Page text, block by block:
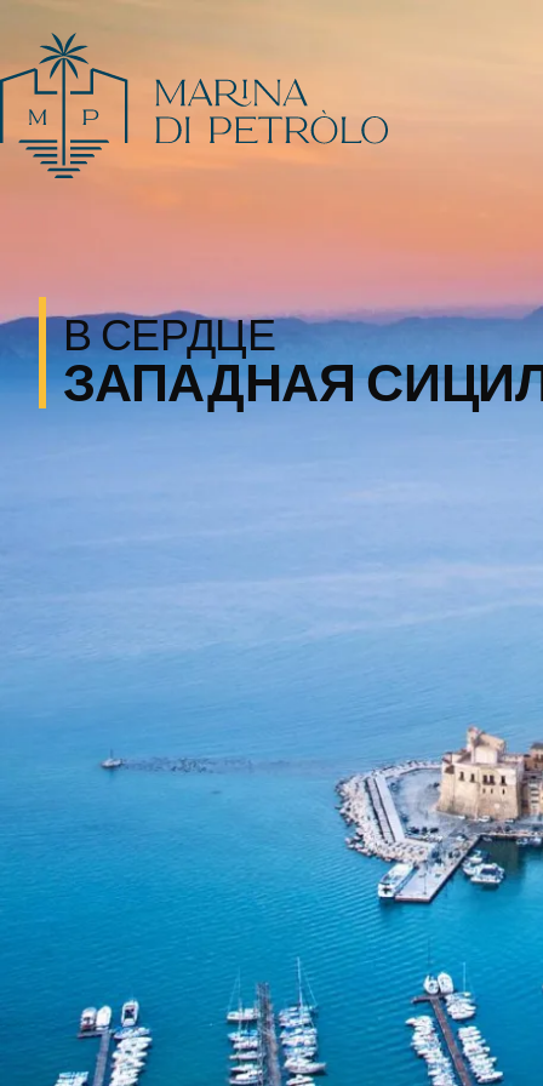
В СЕРДЦЕ
ЗАПАДНАЯ